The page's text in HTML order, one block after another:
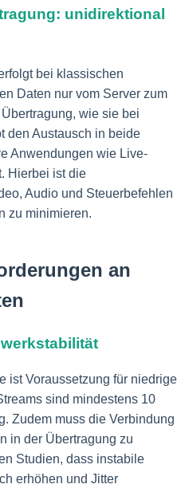
unidirektional
bei klassischen
Daten nur vom Server zum
wie sie bei
den Austausch in beide
Anwendungen wie Live-
Hierbei ist die
Audio und Steuerbefehlen
zu minimieren.
an
ist Voraussetzung für niedrige
sind mindestens 10
Zudem muss die Verbindung
in der Übertragung zu
Studien, dass instabile
erhöhen und Jitter